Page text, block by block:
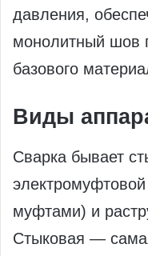
давления,
монолитный шов
базового
Виды
Сварка бывает
муфтами) и
Стыковая —